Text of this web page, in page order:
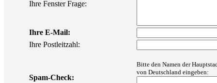
Ihre Fenster Frage:
Ihre E-Mail:
Ihre Postleitzahl:
Spam-Check:
Bitte den Namen der
von Deutschland eingeben: